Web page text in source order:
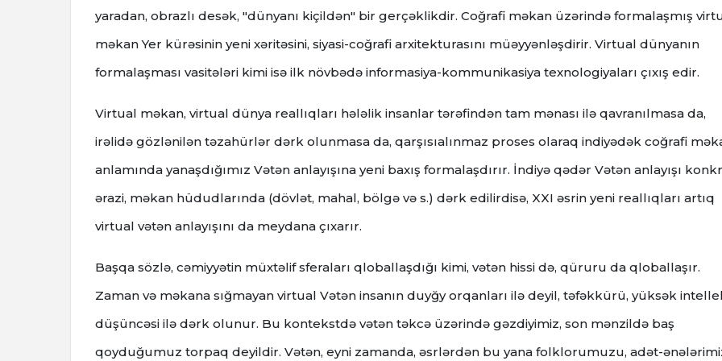
yaradan, obrazlı desək, "dünyanı kiçildən" bir gerçəklikdir. Coğrafi məkan üzərində formalaşmış
məkan Yer kürəsinin yeni xəritəsini, siyasi-coğrafi arxitekturasını müəyyənləşdirir. Virtual dünyanın
formalaşması vasitələri kimi isə ilk növbədə informasiya-kommunikasiya texnologiyaları çıxış edir.
Virtual məkan, virtual dünya reallıqları hələlik insanlar tərəfindən tam mənası ilə qavranılmasa da,
irəlidə gözlənilən təzahürlər dərk olunmasa da, qarşısıalınmaz proses olaraq indiyədək coğrafi
anlamında yanaşdığımız Vətən anlayışına yeni baxış formalaşdırır. İndiyə qədər Vətən anlayışı
ərazi, məkan hüdudlarında (dövlət, mahal, bölgə və s.) dərk edilirdisə, XXI əsrin yeni reallıqları artıq
virtual vətən anlayışını da meydana çıxarır.
Başqa sözlə, cəmiyyətin müxtəlif sferaları qloballaşdığı kimi, vətən hissi də, qüruru da qloballaşır.
Zaman və məkana sığmayan virtual Vətən insanın duyğy orqanları ilə deyil, təfəkkürü, yüksək
düşüncəsi ilə dərk olunur. Bu kontekstdə vətən təkcə üzərində gəzdiyimiz, son mənzildə baş
qoyduğumuz torpaq deyildir. Vətən, eyni zamanda, əsrlərdən bu yana folklorumuzu, adət-